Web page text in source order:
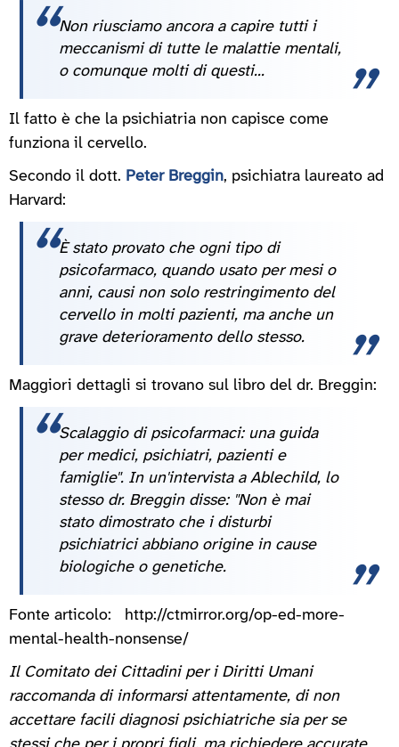
Non riusciamo ancora a capire tutti i
meccanismi di tutte le malattie mentali,
o comunque molti di questi...
Il fatto è che la psichiatria non capisce come
funziona il cervello.
Secondo il dott. Peter Breggin, psichiatra laureato ad
Harvard:
È stato provato che ogni tipo di
psicofarmaco, quando usato per mesi o
anni, causi non solo restringimento del
cervello in molti pazienti, ma anche un
grave deterioramento dello stesso.
Maggiori dettagli si trovano sul libro del dr. Breggin:
Scalaggio di psicofarmaci: una guida
per medici, psichiatri, pazienti e
famiglie". In un'intervista a Ablechild, lo
stesso dr. Breggin disse: "Non è mai
stato dimostrato che i disturbi
psichiatrici abbiano origine in cause
biologiche o genetiche.
Fonte articolo: http://ctmirror.org/op-ed-more-
mental-health-nonsense/
Il Comitato dei Cittadini per i Diritti Umani
raccomanda di informarsi attentamente, di non
accettare facili diagnosi psichiatriche sia per se